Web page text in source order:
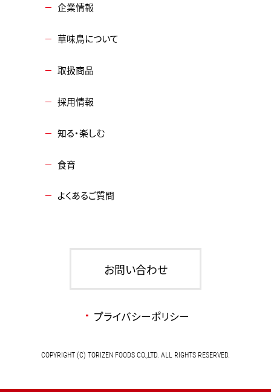
企業情報
華味鳥について
取扱商品
採用情報
知る・楽しむ
食育
よくあるご質問
お問い合わせ
プライバシーポリシー
COPYRIGHT (C) TORIZEN FOODS CO.,LTD. ALL RIGHTS RESERVED.